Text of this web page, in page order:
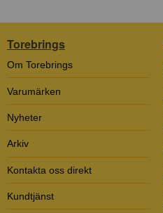
Torebrings
Om Torebrings
Varumärken
Nyheter
Arkiv
Kontakta oss direkt
Kundtjänst